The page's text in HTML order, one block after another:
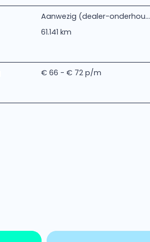
Aanwezig (dealer-onderhou...
61.141 km
€ 66 - € 72 p/m